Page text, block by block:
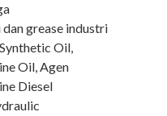
grease industri
Oil,
Oil, Agen
Diesel